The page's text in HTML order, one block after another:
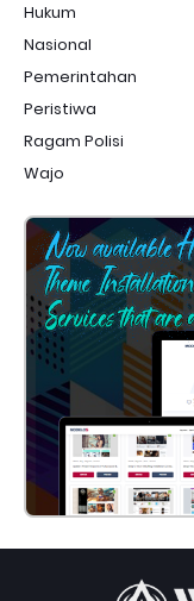
Hukum
Nasional
Pemerintahan
Peristiwa
Ragam Polisi
Wajo